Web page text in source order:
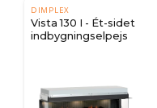
DIMPLEX
Vista 130 I - Ét-sidet
indbygningselpejs